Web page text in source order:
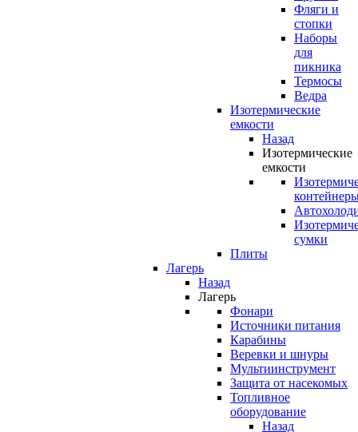
Фляги и
стопки
Наборы
для
пикника
Термосы
Ведра
Изотермические
емкости
Назад
Изотермические
емкости
сумки
Плиты
Лагерь
Назад
Лагерь
Фонари
Источники питания
Карабины
Веревки и шнуры
Мультиинструмент
Защита от насекомых
Топливное
оборудование
Назад